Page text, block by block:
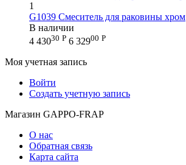
1
G1039 Смеситель для раковины хром
В наличии
4 43030 Р 6 32900 Р
Моя учетная запись
Войти
Создать учетную запись
Магазин GAPPO-FRAP
О нас
Обратная связь
Карта сайта